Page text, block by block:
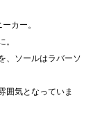
カー。
。
、ソールはラバーソ
囲気となっていま